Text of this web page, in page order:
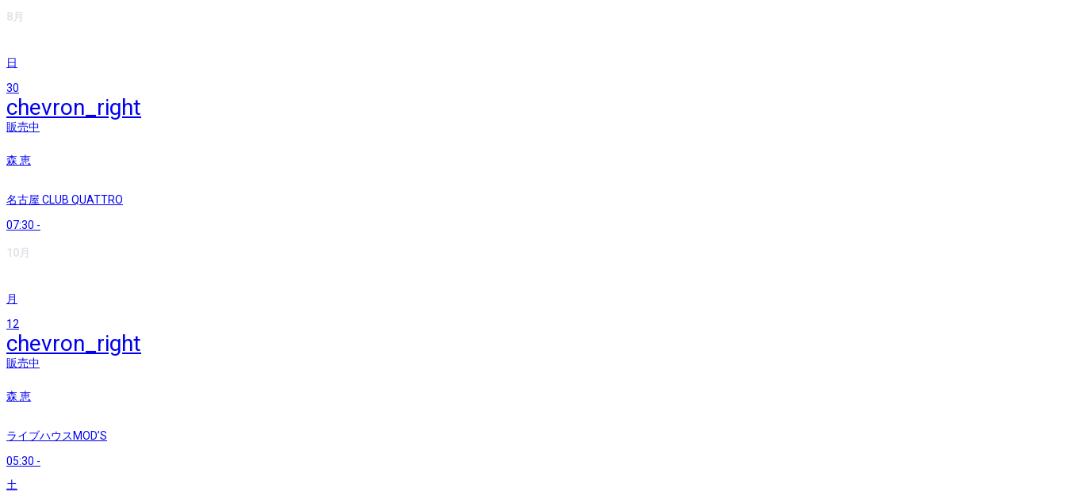
8月
日
30
chevron_right
販売中
森 恵
名古屋 CLUB QUATTRO
07:30 -
10月
月
12
chevron_right
販売中
森 恵
ライブハウスMOD’S
05:30 -
土